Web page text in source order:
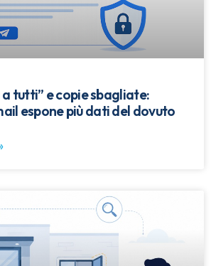
a tutti” e copie sbagliate:
espone più dati del dovuto